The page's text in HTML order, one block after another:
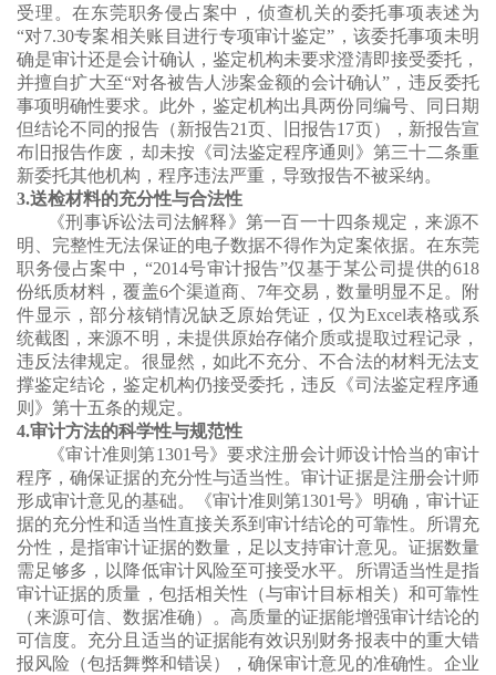
受理。在东莞职务侵占案中，侦查机关的委托事项表述为
“对7.30专案相关账目进行专项审计鉴定”，该委托事项未明
确是审计还是会计确认，鉴定机构未要求澄清即接受委托，
并擅自扩大至“对各被告人涉案金额的会计确认”，违反委托
事项明确性要求。此外，鉴定机构出具两份同编号、同日期
但结论不同的报告（新报告21页、旧报告17页），新报告宣
布旧报告作废，却未按《司法鉴定程序通则》第三十二条重
新委托其他机构，程序违法严重，导致报告不被采纳。
3.送检材料的充分性与合法性
《刑事诉讼法司法解释》第一百一十四条规定，来源不
明、完整性无法保证的电子数据不得作为定案依据。在东莞
职务侵占案中，“2014号审计报告”仅基于某公司提供的618
份纸质材料，覆盖6个渠道商、7年交易，数量明显不足。附
件显示，部分核销情况缺乏原始凭证，仅为Excel表格或系
统截图，来源不明，未提供原始存储介质或提取过程记录，
违反法律规定。很显然，如此不充分、不合法的材料无法支
撑鉴定结论，鉴定机构仍接受委托，违反《司法鉴定程序通
则》第十五条的规定。
4.审计方法的科学性与规范性
《审计准则第1301号》要求注册会计师设计恰当的审计
程序，确保证据的充分性与适当性。审计证据是注册会计师
形成审计意见的基础。《审计准则第1301号》明确，审计证
据的充分性和适当性直接关系到审计结论的可靠性。所谓充
分性，是指审计证据的数量，足以支持审计意见。证据数量
需足够多，以降低审计风险至可接受水平。所谓适当性是指
审计证据的质量，包括相关性（与审计目标相关）和可靠性
（来源可信、数据准确）。高质量的证据能增强审计结论的
可信度。充分且适当的证据能有效识别财务报表中的重大错
报风险（包括舞弊和错误），确保审计意见的准确性。企业